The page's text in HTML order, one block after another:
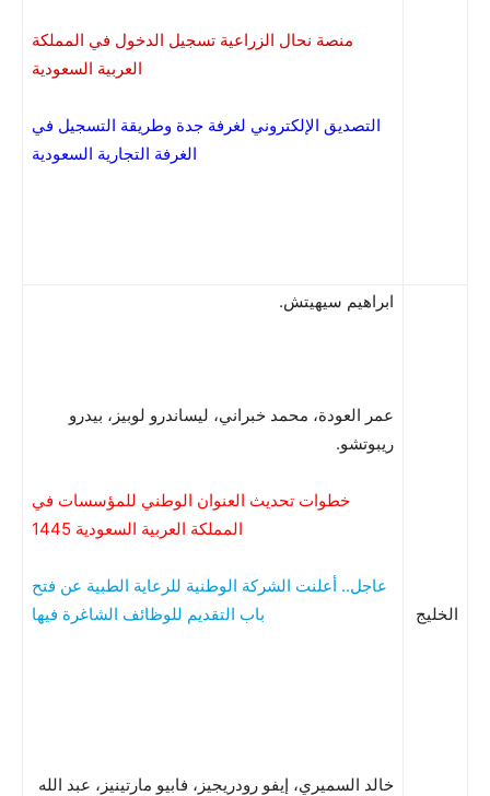
منصة نحال الزراعية تسجيل الدخول في المملكة
العربية السعودية
التصديق الإلكتروني لغرفة جدة وطريقة التسجيل في
الغرفة التجارية السعودية
الخليج
ابراهيم سيهيتش.
عمر العودة، محمد خبراني، ليساندرو لوبيز، بيدرو
ريبوتشو.
خطوات تحديث العنوان الوطني للمؤسسات في
المملكة العربية السعودية 1445
عاجل.. أعلنت الشركة الوطنية للرعاية الطبية عن فتح
باب التقديم للوظائف الشاغرة فيها
خالد السميري، إيفو رودريجيز، فابيو مارتينيز، عبد الله